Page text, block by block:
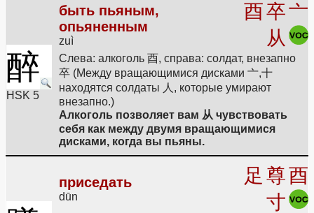
醉
HSK 5
быть пьяным,
опьяненным
zuì
酉卒亠
从
Слева: алкоголь 酉, справа: солдат, внезапно
卒 (Между вращающимися дисками 亠,十
находятся солдаты 人, которые умирают
внезапно.)
Алкоголь позволяет вам 从 чувствовать
себя как между двумя вращающимися
дисками, когда вы пьяны.
приседать
dūn
足 尊酉
寸